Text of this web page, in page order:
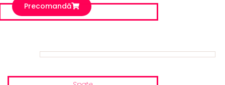
Precomandă
Față